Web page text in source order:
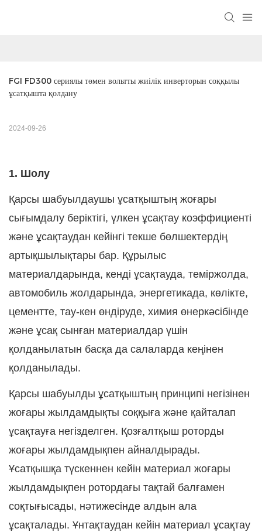
FGI FD300 сериялы төмен вольтты жиілік инверторын соққылы
ұсатқышта қолдану
2024-09-26
1. Шолу
Қарсы шабуылдаушы ұсатқыштың жоғары
сығымдалу беріктігі, үлкен ұсақтау коэффициенті
және ұсақтаудан кейінгі текше бөлшектердің
артықшылықтары бар. Құрылыс
материалдарында, кенді ұсақтауда, теміржолда,
автомобиль жолдарында, энергетикада, көлікте,
цементте, тау-кен өндіруде, химия өнеркәсібінде
және ұсақ сынған материалдар үшін
қолданылатын басқа да салаларда кеңінен
қолданылады.
Қарсы шабуылды ұсатқыштың принципі негізінен
жоғары жылдамдықты соққыға және қайталап
ұсақтауға негізделген. Қозғалтқыш роторды
жоғары жылдамдықпен айналдырады.
Ұсатқышқа түскеннен кейін материал жоғары
жылдамдықпен ротордағы тақтай балғамен
соқтығысады, нәтижесінде алдын ала
ұсақталады. Ұнтақтаудан кейін материал ұсақтау